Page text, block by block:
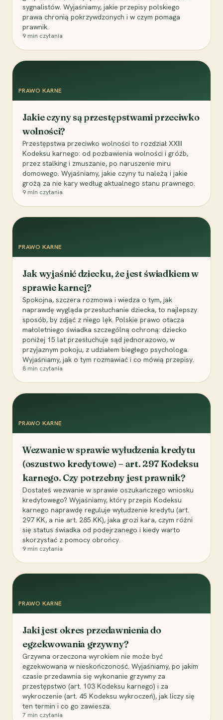
sygnalistów. Wyjaśniamy, jakie przepisy polskiego
prawa chronią pokrzywdzonych i w czym pomaga
prawnik.
9 min czytania
PRAWO KARNE
Jakie czyny są przestępstwami przeciwko
wolności?
Przestępstwa przeciwko wolności to rozdział XXIII
Kodeksu karnego: od pozbawienia wolności i gróźb,
przez stalking i zmuszanie, po naruszenie miru
domowego. Wyjaśniamy, jakie czyny tu należą i jakie
grożą za nie kary według aktualnego stanu prawnego.
9 min czytania
PRAWO KARNE
Jak wyjaśnić dziecku, że jest świadkiem w
sprawie karnej?
Spokojna, szczera rozmowa i wiedza o tym, jak
naprawdę wygląda przesłuchanie dziecka, to najlepszy
sposób, by zdjąć z niego lęk. Polskie prawo otacza
małoletniego świadka szczególną ochroną: dziecko
poniżej 15 lat przesłuchuje sąd jednorazowo, w
przyjaznym pokoju, z udziałem biegłego psychologa.
Wyjaśniamy, jak o tym rozmawiać i co mówią przepisy.
8 min czytania
PRAWO KARNE
Wezwanie w sprawie wyłudzenia kredytu
(oszustwo kredytowe) – art. 297 Kodeksu
karnego. Czy potrzebny jest prawnik?
Dostałeś wezwanie w sprawie oszukańczego wniosku
kredytowego? Wyjaśniamy, który przepis Kodeksu
karnego naprawdę reguluje wyłudzenie kredytu (art.
297 KK, a nie art. 285 KK), jaka grozi kara, czym różni
się status świadka od podejrzanego i kiedy warto
skorzystać z pomocy obrońcy.
9 min czytania
PRAWO KARNE
Jaki jest okres przedawnienia do
egzekwowania grzywny?
Grzywna orzeczona wyrokiem nie może być
egzekwowana w nieskończoność. Wyjaśniamy, po jakim
czasie przedawnia się wykonanie grzywny za
przestępstwo (art. 103 Kodeksu karnego) i za
wykroczenie (art. 45 Kodeksu wykroczeń), jak liczy się
ten termin i co go zawiesza.
7 min czytania